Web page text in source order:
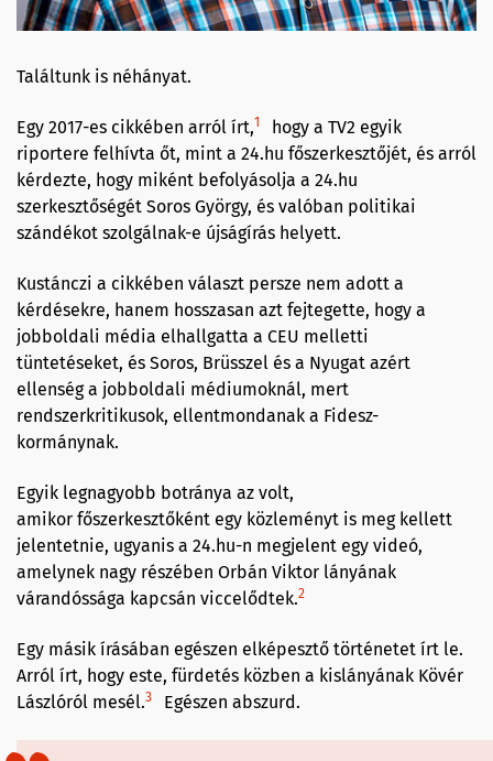
Találtunk is néhányat.
Egy 2017-es cikkében arról írt,1
hogy a TV2 egyik
riportere felhívta őt, mint a 24.hu főszerkesztőjét, és arról
kérdezte, hogy miként befolyásolja a 24.hu
szerkesztőségét Soros György, és valóban politikai
szándékot szolgálnak-e újságírás helyett.
Kustánczi a cikkében választ persze nem adott a
kérdésekre, hanem hosszasan azt fejtegette, hogy a
jobboldali média elhallgatta a CEU melletti
tüntetéseket, és Soros, Brüsszel és a Nyugat azért
ellenség a jobboldali médiumoknál, mert
rendszerkritikusok, ellentmondanak a Fidesz-
kormánynak.
Egyik legnagyobb botránya az volt,
amikor főszerkesztőként egy közleményt is meg kellett
jelentetnie, ugyanis a 24.hu-n megjelent egy videó,
amelynek nagy részében Orbán Viktor lányának
várandóssága kapcsán viccelődtek.2
Egy másik írásában egészen elképesztő történetet írt le.
Arról írt, hogy este, fürdetés közben a kislányának Kövér
Lászlóról mesél.3 Egészen abszurd.